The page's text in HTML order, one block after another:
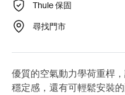
Thule 保固
尋找門市
優質的空氣動力學荷重桿
穩定感，還有可輕鬆安裝的